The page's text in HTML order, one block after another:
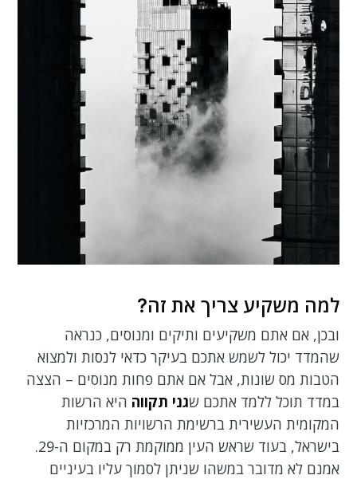
למה משקיע צריך את זה?
ובכן, אם אתם משקיעים ותיקים ומנוסים, כנראה
שהמדד יכול לשמש אתכם בעיקר כדאי לנסות ולמצוא
הטבות מס שונות, אבל אם אתם פחות מנוסים – הצצה
במדד תוכל ללמד אתכם שגני תקווה היא הרשות
המקומית העשירית ברשימת הרשויות המרכזיות
בישראל, בעוד שראש העין ממוקמת רק במקום ה-29.
אמנם לא מדובר במשהו שניתן לסמוך עליו בעיניים